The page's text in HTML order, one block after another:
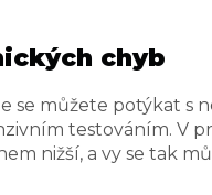
chyb
se můžete potýkat s
testováním. V
nižší, a vy se tak